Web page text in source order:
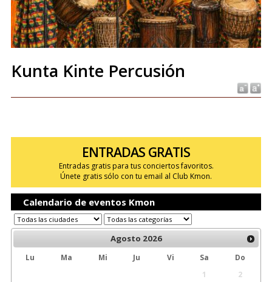
Kunta Kinte Percusión
ENTRADAS GRATIS
Entradas gratis para tus conciertos favoritos.
Únete gratis sólo con tu email al Club Kmon.
Calendario de eventos Kmon
Agosto 2026
Lu Ma Mi Ju Vi Sa
Do
1
2